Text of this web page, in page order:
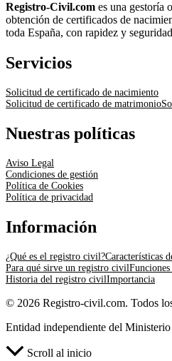
Registro-Civil.com es una gestoría
obtención de certificados de
toda España, con rapidez y
Servicios
Solicitud de certificado de nacimiento
Solicitud de certificado de matrimonio
Nuestras políticas
Aviso Legal
Condiciones de gestión
Política de Cookies
Política de privacidad
Información
¿Qué es el registro civil?Características
Para qué sirve un registro civil
Historia del registro civilImportancia
© 2026 Registro-civil.com. Todos
Entidad independiente del Ministerio
Scroll al inicio